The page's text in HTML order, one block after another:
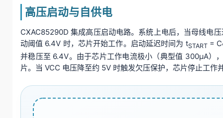
高压启动与自供电
CXAC85290D 集成高压启动电路。系统上电后，当母线电
动阈值 6.4V 时，芯片开始工作。启动延迟时间为 tSTART= C
并稳压至 6.4V。由于芯片工作电流极小（典型值 300μA）
片。当 VCC 电压降至约 5V 时触发欠压保护，芯片停止工作